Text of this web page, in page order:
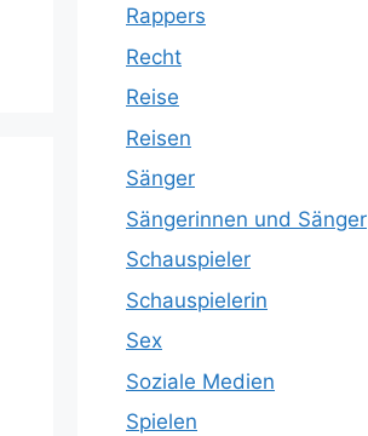
Rappers
Recht
Reise
Reisen
Sänger
Sängerinnen und Sänger
Schauspieler
Schauspielerin
Sex
Soziale Medien
Spielen